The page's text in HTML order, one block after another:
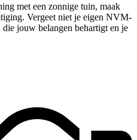
met een zonnige tuin, maak
Vergeet niet je eigen NVM-
jouw belangen behartigt en je